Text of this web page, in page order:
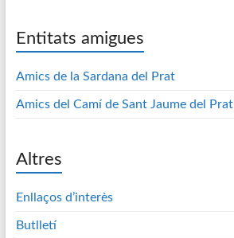
Entitats amigues
Amics de la Sardana del Prat
Amics del Camí de Sant Jaume del Prat
Altres
Enllaços d’interès
Butlletí